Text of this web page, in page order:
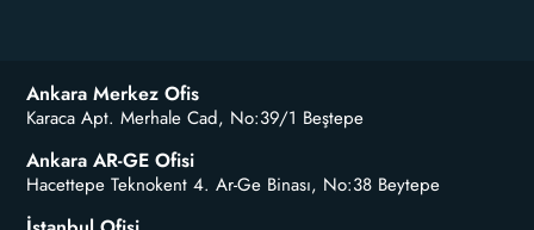
Ankara Merkez Ofis
Karaca Apt. Merhale Cad, No:39/1 Beştepe
Ankara AR-GE Ofisi
Hacettepe Teknokent 4. Ar-Ge Binası, No:38 Beytepe